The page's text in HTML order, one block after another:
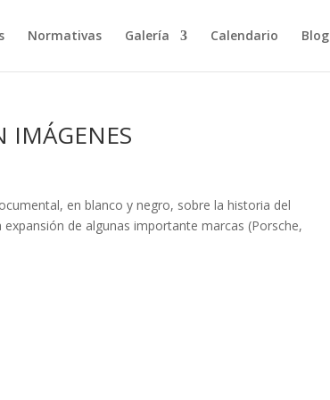
Normativas Galería Calendario Blog
IMÁGENES
en blanco y negro, sobre la historia del
de algunas importante marcas (Porsche,